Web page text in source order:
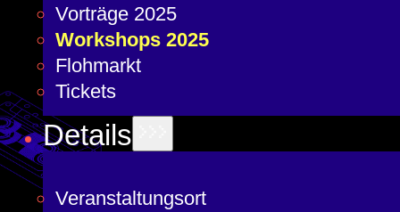
Vorträge 2025
Workshops 2025
Flohmarkt
Tickets
Details
Veranstaltungsort